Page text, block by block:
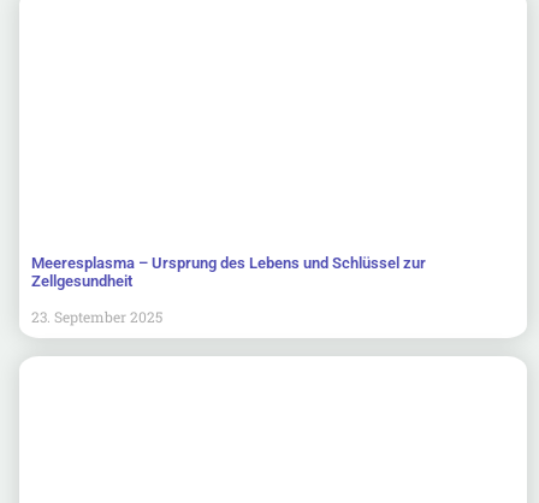
Meeresplasma – Ursprung des Lebens und Schlüssel zur
Zellgesundheit
23. September 2025